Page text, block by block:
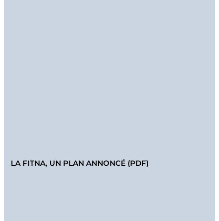
LA FITNA, UN PLAN ANNONCÉ (PDF)